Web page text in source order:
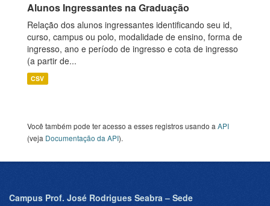
Alunos Ingressantes na Graduação
Relação dos alunos ingressantes identificando seu id,
curso, campus ou polo, modalidade de ensino, forma de
ingresso, ano e período de ingresso e cota de ingresso
(a partir de...
CSV
Você também pode ter acesso a esses registros usando a API
(veja Documentação da API).
Campus Prof. José Rodrigues Seabra – Sede